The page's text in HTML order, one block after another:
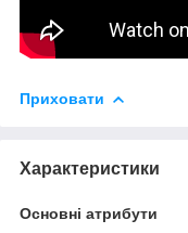
Приховати
Характеристики
Основні атрибути